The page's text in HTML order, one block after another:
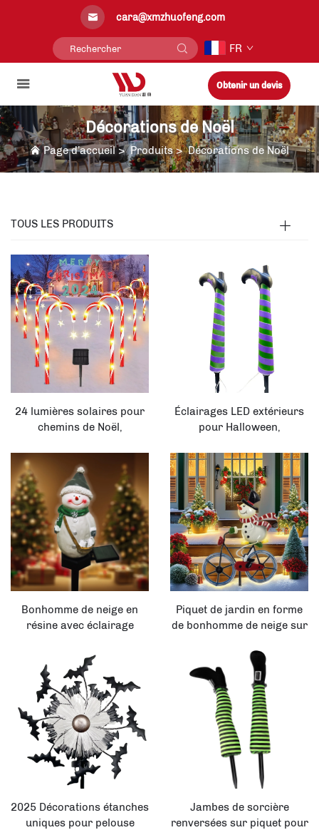
cara@xmzhuofeng.com
FR
Obtenir un devis
Décorations de Noël
Page d’accueil>Produits>Décorations de Noël
TOUS LES PRODUITS
24 lumières solaires pour
chemins de Noël,
Éclairages LED extérieurs
pour Halloween,
jambes de sorcière et fiche
de sol, fournitures pour les
vacances de Noël
Bonhomme de neige en
résine avec éclairage
de jardin et de patio
Piquet de jardin en forme
de bonhomme de neige sur
solaire pour décorations
de Noël
2025 Décorations étanches
uniques pour pelouse
Jambes de sorcière
renversées sur piquet pour